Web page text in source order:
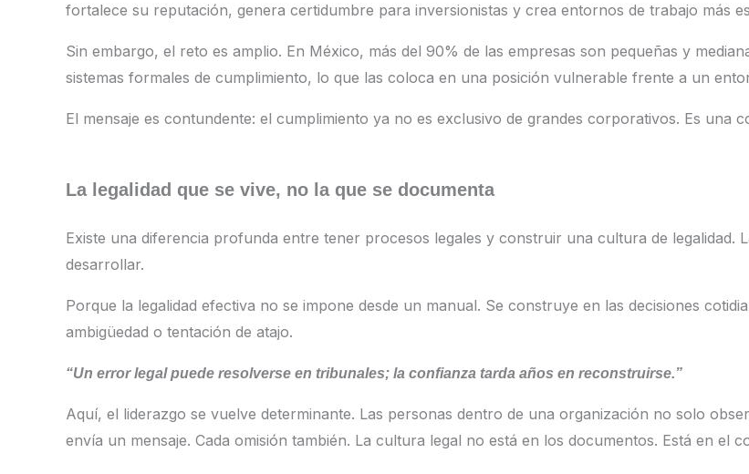
fortalece su reputación, genera certidumbre para inversionistas y crea entornos de trabajo más
Sin embargo, el reto es amplio. En México, más del 90% de las empresas son pequeñas y
sistemas formales de cumplimiento, lo que las coloca en una posición vulnerable frente a un
El mensaje es contundente: el cumplimiento ya no es exclusivo de grandes corporativos. Es una
La legalidad que se vive, no la que se documenta
Existe una diferencia profunda entre tener procesos legales y construir una cultura de legalidad.
desarrollar.
Porque la legalidad efectiva no se impone desde un manual. Se construye en las decisiones
ambigüedad o tentación de atajo.
“Un error legal puede resolverse en tribunales; la confianza tarda años en reconstruirse.”
Aquí, el liderazgo se vuelve determinante. Las personas dentro de una organización no solo
envía un mensaje. Cada omisión también. La cultura legal no está en los documentos. Está en el